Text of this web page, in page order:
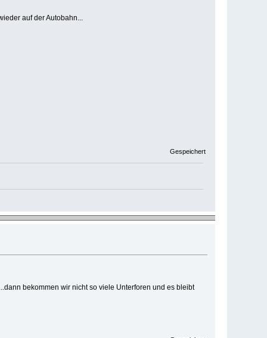
auf der Autobahn...
Gespeichert
bekommen wir nicht so viele Unterforen und es bleibt